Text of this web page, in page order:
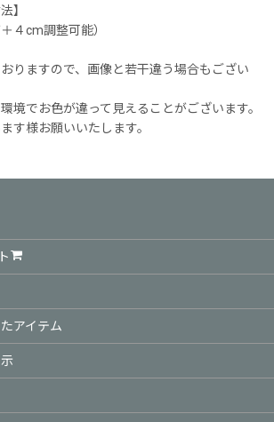
】
４cm調整可能）
りますので、画像と若干違う場合もござい
境でお色が違って見えることがございます。
す様お願いいたします。
アイテム